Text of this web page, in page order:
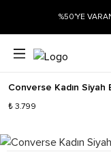
%50'YE
Converse Kadın Siyah
₺ 3.799